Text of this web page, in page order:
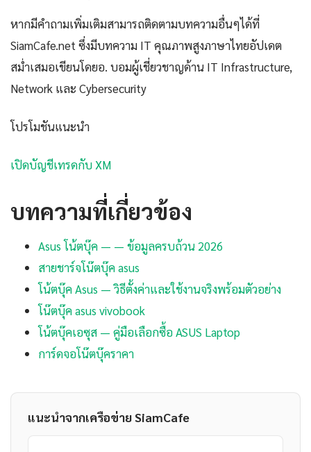
หากมีคำถามเพิ่มเติมสามารถติดตามบทความอื่นๆได้ที่
SiamCafe.net ซึ่งมีบทความ IT คุณภาพสูงภาษาไทยอัปเดต
สม่ำเสมอเขียนโดยอ. บอมผู้เชี่ยวชาญด้าน IT Infrastructure,
Network และ Cybersecurity
โปรโมชันแนะนำ
เปิดบัญชีเทรดกับ XM
บทความที่เกี่ยวข้อง
Asus โน้ตบุ๊ค — — ข้อมูลครบถ้วน 2026
สายชาร์จโน๊ตบุ๊ค asus
โน้ตบุ๊ค Asus — วิธีตั้งค่าและใช้งานจริงพร้อมตัวอย่าง
โน๊ตบุ๊ค asus vivobook
โน้ตบุ๊คเอซุส — คู่มือเลือกซื้อ ASUS Laptop
การ์ดจอโน๊ตบุ๊คราคา
แนะนำจากเครือข่าย SiamCafe